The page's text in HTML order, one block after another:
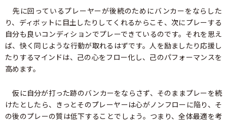
先に回っているプレーヤーが後続のためにバンカーをならした
り、ディボットに目土したりしてくれるからこそ、次にプレーする
自分も良いコンディションでプレーできているのです。それを思え
ば、快く同じような行動が取れるはずです。人を励ましたり応援し
たりするマインドは、己の心をフロー化し、己のパフォーマンスを
高めます。
仮に自分が打った跡のバンカーをならさず、そのままプレーを続
けたとしたら、きっとそのプレーヤーは心がノンフローに陥り、そ
の後のプレーの質は低下することでしょう。つまり、全体最適を考